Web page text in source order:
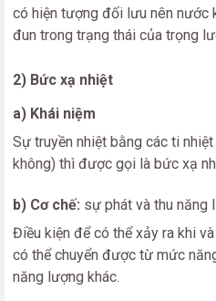
có hiện tượng đối lưu nên nước
đun trong trạng thái của trọng
2) Bức xạ nhiệt
a) Khái niệm
Sự truyền nhiệt bằng các ti
không) thì được gọi là bức xạ
b) Cơ chế: sự phát và thu năng
Điều kiện để có thể xảy ra khi
có thể chuyển được từ mức
năng lượng khác.